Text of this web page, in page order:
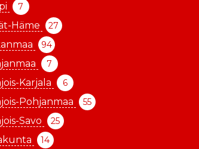
7
Häme 27
94
7
Karjala 6
Pohjanmaa 55
Savo 25
14